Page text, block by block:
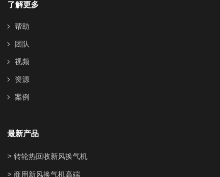
了解更多
帮助
团队
视频
资源
案例
最新产品
> 转轮热回收新风换气机
> 商用新风换气机高端